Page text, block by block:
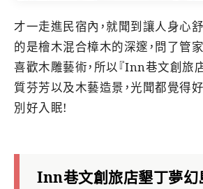
才一走進民宿內，就聞到讓人身心
的是檜木混合樟木的深邃，問了管
喜歡木雕藝術，所以『Inn巷文創旅
質芬芳以及木藝造景，光聞都覺得
別好入眠!
Inn巷文創旅店墾丁夢幻